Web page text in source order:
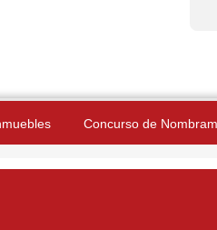
Concurso de